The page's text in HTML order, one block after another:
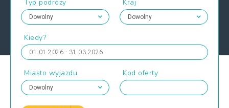
Typ podróży Kraj
Kiedy?
01.01.2026 - 31.03.2026
Miasto wyjazdu Kod oferty